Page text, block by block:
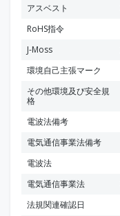
アスベスト
RoHS指令
J-Moss
環境自己主張マーク
その他環境及び安全規
格
電波法備考
電気通信事業法備考
電波法
電気通信事業法
法規関連確認日